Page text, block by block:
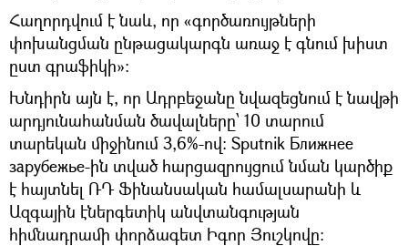
Հաղորդվում է նաև, որ «գործառույթների
փոխանցման ընթացակարգն առաջ է գնում խիստ
ըստ գրաֆիկի»։
Խնդիրն այն է, որ Ադրբեջանը նվազեցնում է նավթի
արդյունահանման ծավալները՝ 10 տարում
տարեկան միջինում 3,6%-ով: Sputnik Ближнее
зарубежье-ին տված հարցազրույցում նման կարծիք
է հայտնել ՌԴ Ֆինանսական համալսարանի և
Ազգային էներգետիկ անվտանգության
հիմնադրամի փորձագետ Իգոր Յուշկովը: